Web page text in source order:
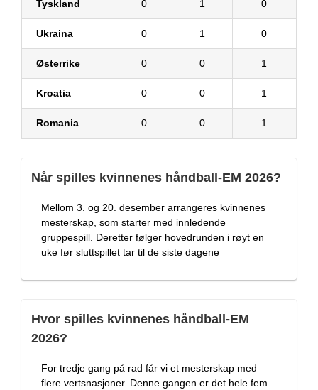
Tyskland 0 1 0
Ukraina 0 1 0
Østerrike 0 0 1
Kroatia 0 0 1
Romania 0 0 1
Når spilles kvinnenes håndball-EM 2026?
Mellom 3. og 20. desember arrangeres kvinnenes
mesterskap, som starter med innledende
gruppespill. Deretter følger hovedrunden i røyt en
uke før sluttspillet tar til de siste dagene
Hvor spilles kvinnenes håndball-EM
2026?
For tredje gang på rad får vi et mesterskap med
flere vertsnasjoner. Denne gangen er det hele fem